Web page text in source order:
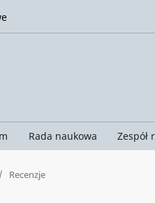
Rada naukowa Zespół
/ Recenzje